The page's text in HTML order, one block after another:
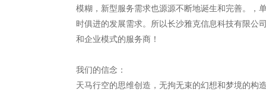
模糊，新型服务需求也源源不断地诞生和完善。，
时俱进的发展需求。所以长沙雅克信息科技有限公
和企业模式的服务商！
我们的信念：
天马行空的思维创造，无拘无束的幻想和梦境的构